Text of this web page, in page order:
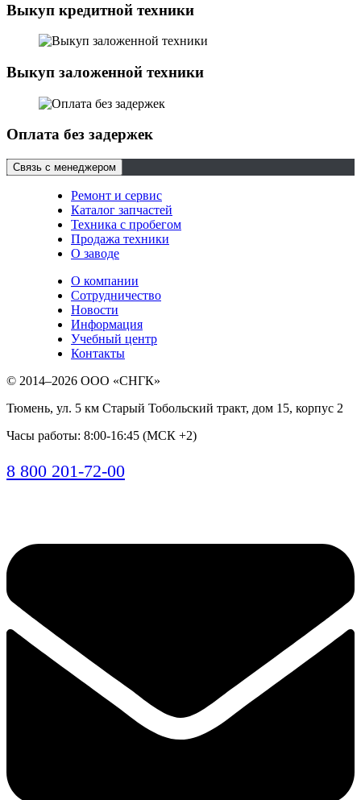
Выкуп кредитной техники
Выкуп заложенной техники
Оплата без задержек
Связь с менеджером
Ремонт и сервис
Каталог запчастей
Техника с пробегом
Продажа техники
О заводе
О компании
Сотрудничество
Новости
Информация
Учебный центр
Контакты
© 2014–2026 ООО «СНГК»
Тюмень, ул. 5 км Старый Тобольский тракт, дом 15, корпус 2
Часы работы: 8:00-16:45 (МСК +2)
8 800 201-72-00